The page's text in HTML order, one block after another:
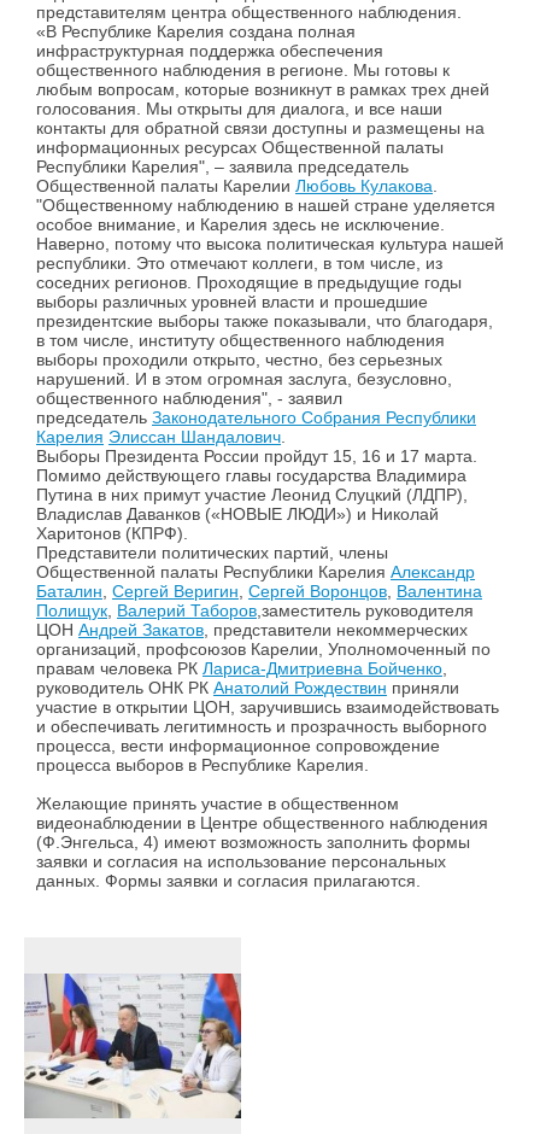
представителям центра общественного наблюдения.
«В Республике Карелия создана полная
инфраструктурная поддержка обеспечения
общественного наблюдения в регионе. Мы готовы к
любым вопросам, которые возникнут в рамках трех дней
голосования. Мы открыты для диалога, и все наши
контакты для обратной связи доступны и размещены на
информационных ресурсах Общественной палаты
Республики Карелия", – заявила председатель
Общественной палаты Карелии Любовь Кулакова.
"Общественному наблюдению в нашей стране уделяется
особое внимание, и Карелия здесь не исключение.
Наверно, потому что высока политическая культура нашей
республики. Это отмечают коллеги, в том числе, из
соседних регионов. Проходящие в предыдущие годы
выборы различных уровней власти и прошедшие
президентские выборы также показывали, что благодаря,
в том числе, институту общественного наблюдения
выборы проходили открыто, честно, без серьезных
нарушений. И в этом огромная заслуга, безусловно,
общественного наблюдения", - заявил
председатель Законодательного Собрания Республики
Карелия Элиссан Шандалович.
Выборы Президента России пройдут 15, 16 и 17 марта.
Помимо действующего главы государства Владимира
Путина в них примут участие Леонид Слуцкий (ЛДПР),
Владислав Даванков («НОВЫЕ ЛЮДИ») и Николай
Харитонов (КПРФ).
Представители политических партий, члены
Общественной палаты Республики Карелия Александр
Баталин, Сергей Веригин, Сергей Воронцов, Валентина
Полищук, Валерий Таборов,заместитель руководителя
ЦОН Андрей Закатов, представители некоммерческих
организаций, профсоюзов Карелии, Уполномоченный по
правам человека РК Лариса-Дмитриевна Бойченко,
руководитель ОНК РК Анатолий Рождествин приняли
участие в открытии ЦОН, заручившись взаимодействовать
и обеспечивать легитимность и прозрачность выборного
процесса, вести информационное сопровождение
процесса выборов в Республике Карелия.
Желающие принять участие в общественном
видеонаблюдении в Центре общественного наблюдения
(Ф.Энгельса, 4) имеют возможность заполнить формы
заявки и согласия на использование персональных
данных. Формы заявки и согласия прилагаются.